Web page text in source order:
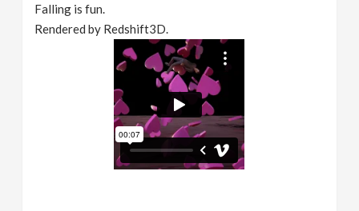
Falling is fun.
Rendered by Redshift3D.